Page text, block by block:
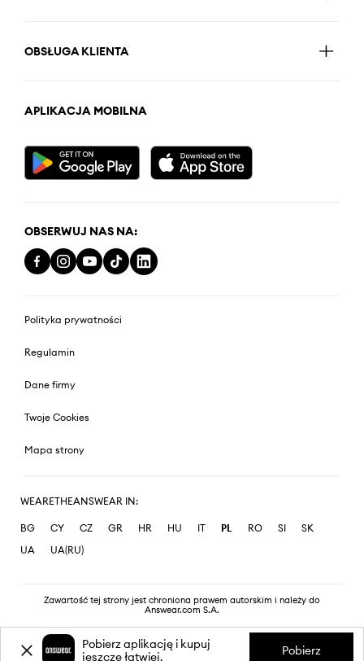
OBSŁUGA KLIENTA
APLIKACJA MOBILNA
OBSERWUJ NAS NA:
Polityka prywatności
Regulamin
Dane firmy
Twoje Cookies
Mapa strony
WEARETHEANSWEAR IN:
BG CY CZ GR HR HU IT PL RO SI
SK
UA
UA(RU)
Zawartość tej strony jest chroniona prawem autorskim i należy do
Answear.com S.A.
Pobierz aplikację i kupuj
jeszcze łatwiej.
Pobierz